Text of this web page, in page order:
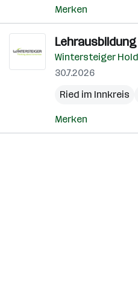
Merken
Wintersteiger
30.7.2026
Ried im Innkreis
Merken